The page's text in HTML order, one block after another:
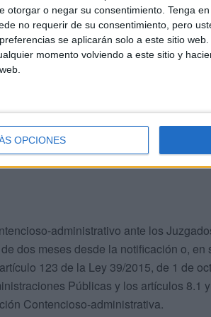
otorgar o negar su consentimiento. Tenga
no requerir de su consentimiento, pero
se aplicarán solo a este sitio
momento volviendo a este sitio y
OPCIONES
esta resolución, “que agota la vía
ante el mismo órgano que lo ha
su publicación, de acuerdo con los
Administrativo Común de las
motivos de nulidad y anulabilidad
administrativo ante los
dos meses desde la notificación o, en
123 de la Ley 39/2015, de 1 de
Públicas y los artículos 8.1
Contencioso-administrativa.